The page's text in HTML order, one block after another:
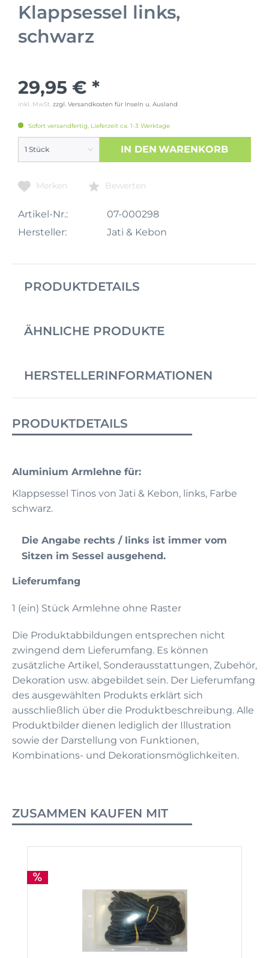
Klappsessel links,
schwarz
29,95 € *
inkl. MwSt. zzgl. Versandkosten für Inseln u. Ausland
Sofort versandfertig, Lieferzeit ca. 1-3 Werktage
IN DEN WARENKORB
Merken Bewerten
Artikel-Nr.:
07-000298
Hersteller:
Jati & Kebon
PRODUKTDETAILS
ÄHNLICHE PRODUKTE
HERSTELLERINFORMATIONEN
PRODUKTDETAILS
Aluminium Armlehne für:
Klappsessel Tinos von Jati & Kebon, links, Farbe
schwarz.
Die Angabe rechts / links ist immer vom
Sitzen im Sessel ausgehend.
Lieferumfang
1 (ein) Stück Armlehne ohne Raster
Die Produktabbildungen entsprechen nicht
zwingend dem Lieferumfang. Es können
zusätzliche Artikel, Sonderausstattungen, Zubehör,
Dekoration usw. abgebildet sein. Der Lieferumfang
des ausgewählten Produkts erklärt sich
ausschließlich über die Produktbeschreibung. Alle
Produktbilder dienen lediglich der Illustration
sowie der Darstellung von Funktionen,
Kombinations- und Dekorationsmöglichkeiten.
ZUSAMMEN KAUFEN MIT